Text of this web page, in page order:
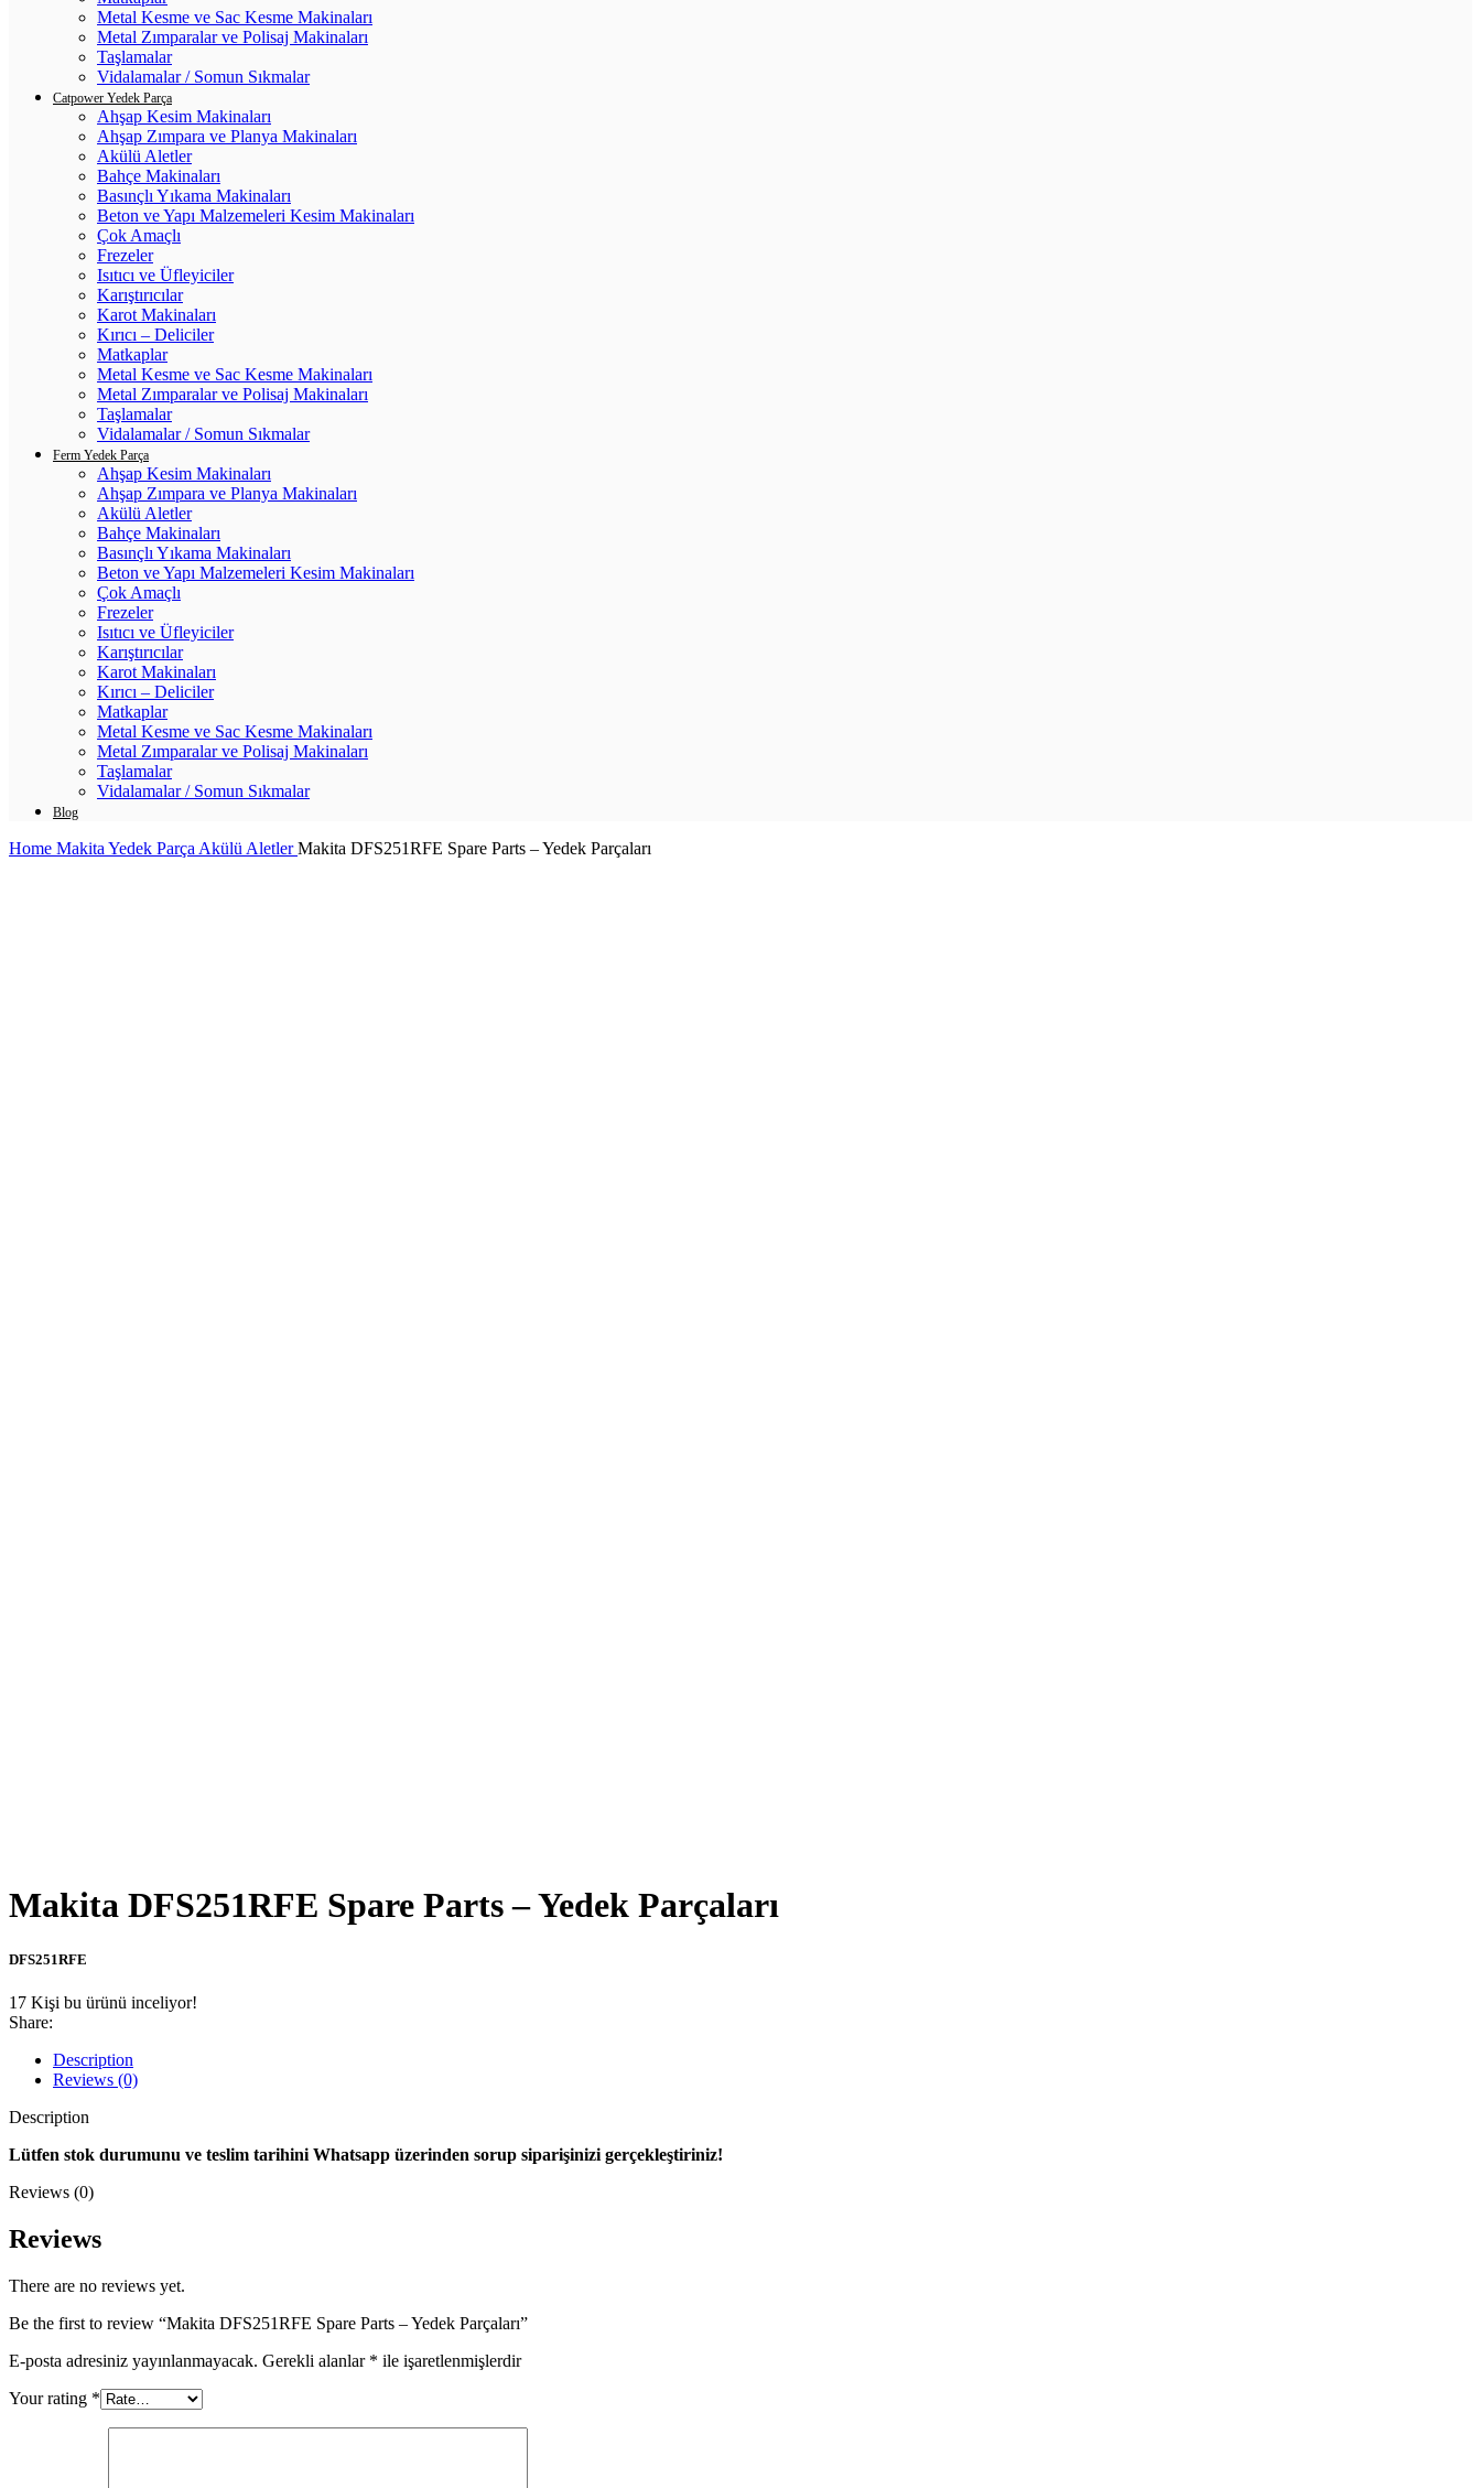
Metal Kesme ve Sac Kesme Makinaları
Metal Zımparalar ve Polisaj Makinaları
Taşlamalar
Vidalamalar / Somun Sıkmalar
Catpower Yedek Parça
Ahşap Kesim Makinaları
Ahşap Zımpara ve Planya Makinaları
Akülü Aletler
Bahçe Makinaları
Basınçlı Yıkama Makinaları
Beton ve Yapı Malzemeleri Kesim Makinaları
Çok Amaçlı
Frezeler
Isıtıcı ve Üfleyiciler
Karıştırıcılar
Karot Makinaları
Kırıcı – Deliciler
Matkaplar
Metal Kesme ve Sac Kesme Makinaları
Metal Zımparalar ve Polisaj Makinaları
Taşlamalar
Vidalamalar / Somun Sıkmalar
Ferm Yedek Parça
Ahşap Kesim Makinaları
Ahşap Zımpara ve Planya Makinaları
Akülü Aletler
Bahçe Makinaları
Basınçlı Yıkama Makinaları
Beton ve Yapı Malzemeleri Kesim Makinaları
Çok Amaçlı
Frezeler
Isıtıcı ve Üfleyiciler
Karıştırıcılar
Karot Makinaları
Kırıcı – Deliciler
Matkaplar
Metal Kesme ve Sac Kesme Makinaları
Metal Zımparalar ve Polisaj Makinaları
Taşlamalar
Vidalamalar / Somun Sıkmalar
Blog
Home Makita Yedek Parça Akülü AletlerMakita DFS251RFE Spare Parts – Yedek Parçaları
Makita DFS251RFE Spare Parts – Yedek Parçaları
DFS251RFE
17 Kişi bu ürünü inceliyor!
Share:
Description
Reviews (0)
Description
Lütfen stok durumunu ve teslim tarihini Whatsapp üzerinden sorup siparişinizi gerçekleştiriniz!
Reviews (0)
Reviews
There are no reviews yet.
Be the first to review “Makita DFS251RFE Spare Parts – Yedek Parçaları”
E-posta adresiniz yayınlanmayacak. Gerekli alanlar * ile işaretlenmişlerdir
Your rating *